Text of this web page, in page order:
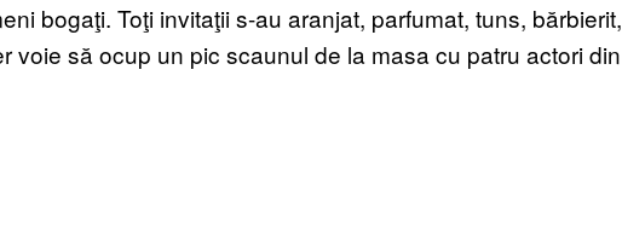
bogaţi. Toţi invitaţii s-au aranjat, parfumat, tuns, bărbierit,
voie să ocup un pic scaunul de la masa cu patru actori din